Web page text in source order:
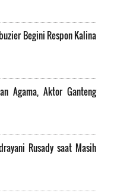
Begini Respon Kalina
Agama, Aktor Ganteng
Rusady saat Masih